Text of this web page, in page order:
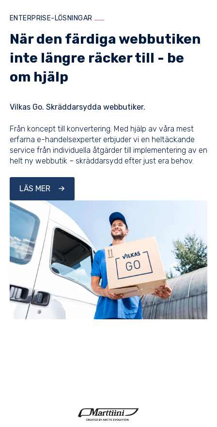
ENTERPRISE-LÖSNINGAR
När den färdiga webbutiken
inte längre räcker till - be
om hjälp
Vilkas Go. Skräddarsydda webbutiker.
Från koncept till konvertering. Med hjälp av våra mest
erfarna e-handelsexperter erbjuder vi en heltäckande
service från individuella åtgärder till implementering av en
helt ny webbutik – skräddarsydd efter just era behov.
LÄS MER